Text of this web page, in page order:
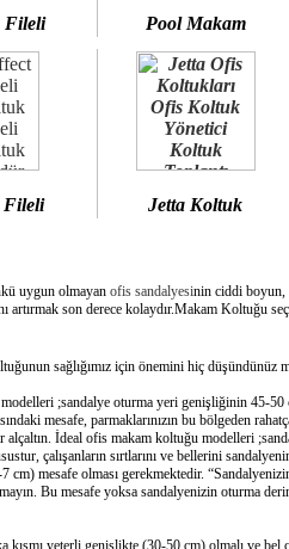
Fileli Pool Makam
Fileli Jetta Koltuk
uygun olmayan ofis sandalyesinin ciddi boyun,
artırmak son derece kolaydır.Makam Koltuğu
sağlığımız için önemini hiç
;sandalye oturma yeri genişliğinin 45-50
mesafe, parmaklarınızın bu bölgeden
İdeal ofis makam koltuğu modelleri
çalışanların sırtlarını ve bellerini
mesafe olması gerekmektedir.
Bu mesafe yoksa sandalyenizin oturma
kısmı yeterli genişlikte (30-50 cm) olmalı ve